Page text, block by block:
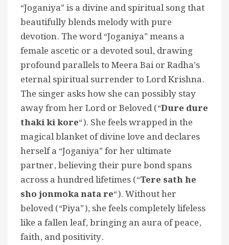
“Joganiya” is a divine and spiritual song that
beautifully blends melody with pure
devotion. The word “Joganiya” means a
female ascetic or a devoted soul, drawing
profound parallels to Meera Bai or Radha’s
eternal spiritual surrender to Lord Krishna.
The singer asks how she can possibly stay
away from her Lord or Beloved (“Dure dure
thaki ki kore“). She feels wrapped in the
magical blanket of divine love and declares
herself a “Joganiya” for her ultimate
partner, believing their pure bond spans
across a hundred lifetimes (“Tere sath he
sho jonmoka nata re“). Without her
beloved (“Piya”), she feels completely lifeless
like a fallen leaf, bringing an aura of peace,
faith, and positivity.